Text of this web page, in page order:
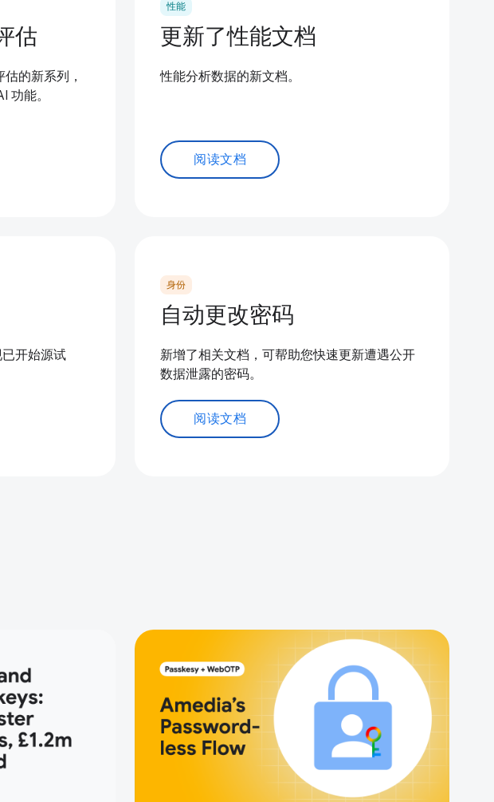
估
的新系列，
功能。
性能
更新了性能文档
性能分析数据的新文档。
阅读文档
开始源试
身份
自动更改密码
新增了相关文档，可帮助您快速更新遭遇公开
数据泄露的密码。
阅读文档